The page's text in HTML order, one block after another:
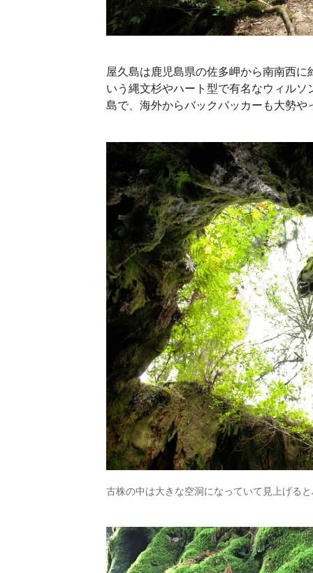
屋久島は鹿児島県の佐多岬から南南西
いう縄文杉やハート型で有名なウィル
島で、海外からバックパッカーも大勢や
古株の中は大きな空洞になっていて見上げる